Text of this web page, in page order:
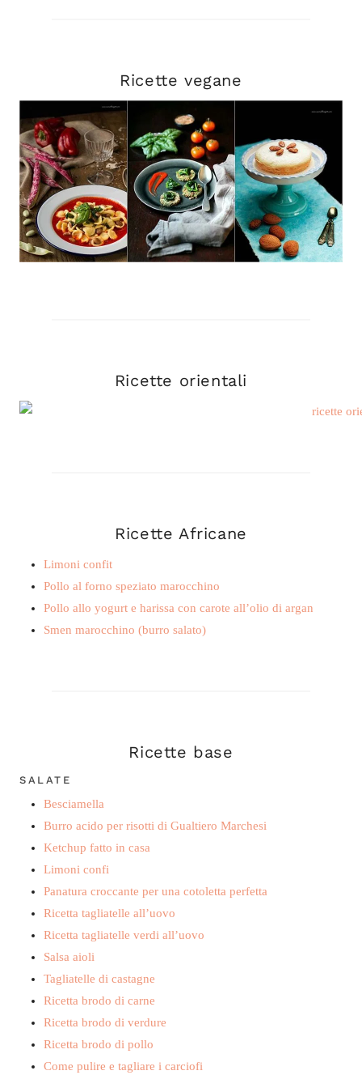
Ricette vegane
Ricette orientali
Ricette Africane
Limoni confit
Pollo al forno speziato marocchino
Pollo allo yogurt e harissa con carote all’olio di argan
Smen marocchino (burro salato)
Ricette base
SALATE
Besciamella
Burro acido per risotti di Gualtiero Marchesi
Ketchup fatto in casa
Limoni confi
Panatura croccante per una cotoletta perfetta
Ricetta tagliatelle all’uovo
Ricetta tagliatelle verdi all’uovo
Salsa aioli
Tagliatelle di castagne
Ricetta brodo di carne
Ricetta brodo di verdure
Ricetta brodo di pollo
Come pulire e tagliare i carciofi